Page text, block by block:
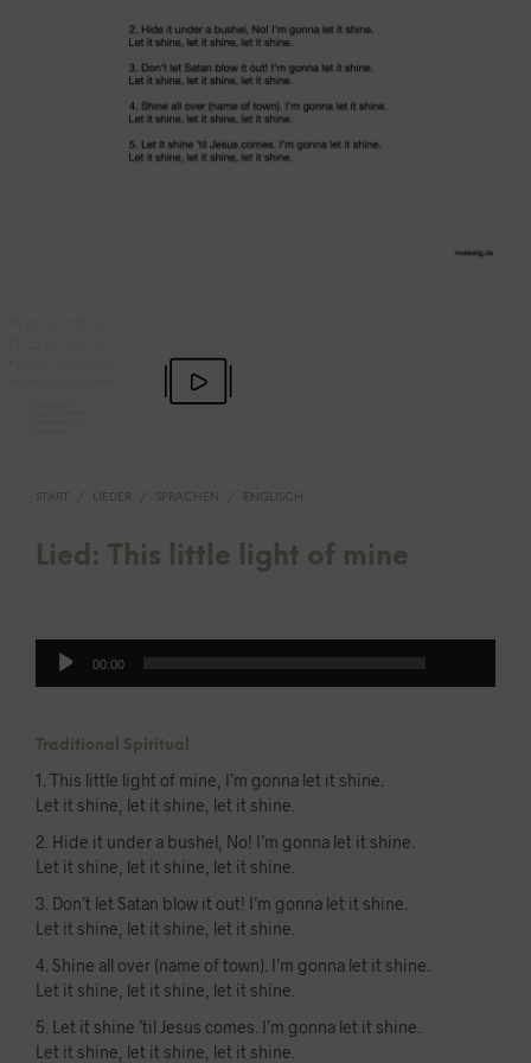
START LIEDER SPRACHEN ENGLISCH
Lied: This little light of mine
Audio-
00:00
Traditional Spiritual
1. This little light of mine, I’m gonna let it shine.
Let it shine, let it shine, let it shine.
2. Hide it under a bushel, No! I’m gonna let it shine.
Let it shine, let it shine, let it shine.
3. Don’t let Satan blow it out! I’m gonna let it shine.
Let it shine, let it shine, let it shine.
4. Shine all over (name of town). I’m gonna let it shine.
Let it shine, let it shine, let it shine.
5. Let it shine ’til Jesus comes. I’m gonna let it shine.
Let it shine, let it shine, let it shine.